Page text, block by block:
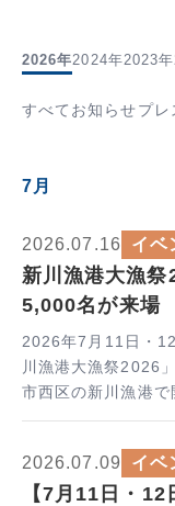
2026年2024年2023年
すべて お知らせプレ
7月
2026.07.16 イベ
新川漁港大漁
5,000名が来場
2026年7月11日・
川漁港大漁祭2026」を開催しま
市西区の新川漁港
今年は初の2日間開
2026.07.09 イベ
【7月11日・